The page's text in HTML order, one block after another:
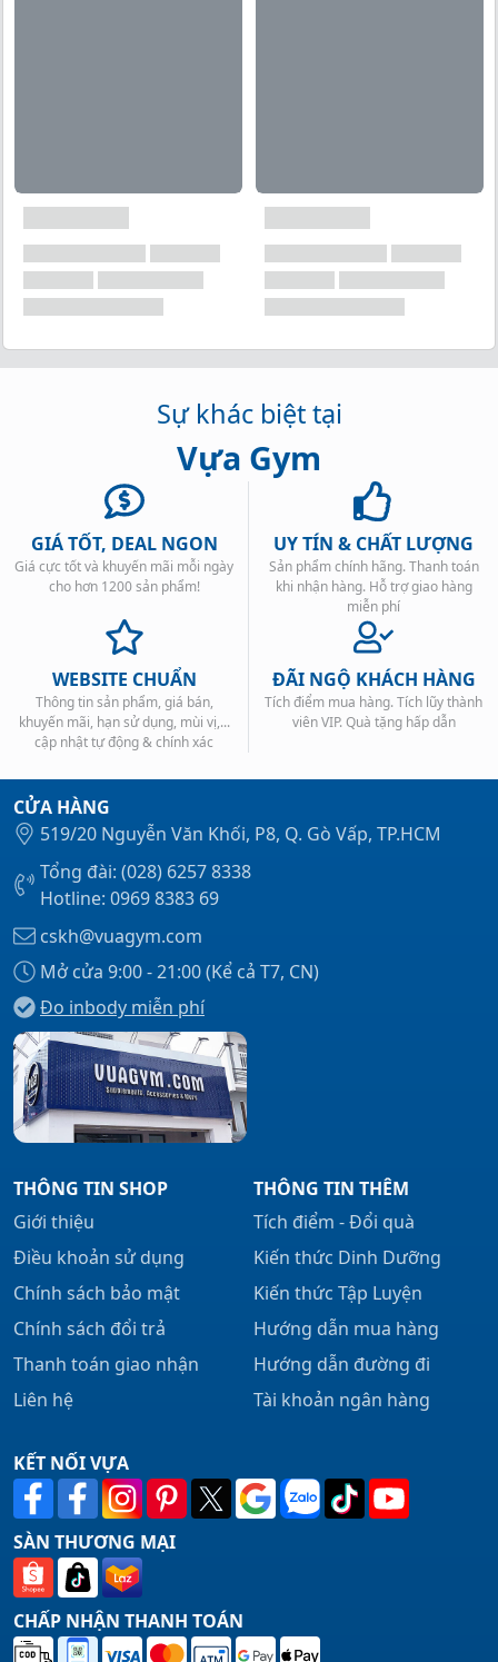
Sự khác biệt tại
Vựa Gym
GIÁ TỐT, DEAL NGON
Giá cực tốt và khuyến mãi mỗi ngày
cho hơn 1200 sản phẩm!
UY TÍN & CHẤT LƯỢNG
Sản phẩm chính hãng. Thanh toán
khi nhận hàng. Hỗ trợ giao hàng
miễn phí
WEBSITE CHUẨN
Thông tin sản phẩm, giá bán,
khuyến mãi, hạn sử dụng, mùi vị,...
cập nhật tự động & chính xác
ĐÃI NGỘ KHÁCH HÀNG
Tích điểm mua hàng. Tích lũy thành
viên VIP. Quà tặng hấp dẫn
CỬA HÀNG
519/20 Nguyễn Văn Khối, P8, Q. Gò Vấp, TP.HCM
Tổng đài: (028) 6257 8338
Hotline: 0969 8383 69
cskh@vuagym.com
Mở cửa 9:00 - 21:00 (Kể cả T7, CN)
Đo inbody miễn phí
THÔNG TIN SHOP
Giới thiệu
Điều khoản sử dụng
Chính sách bảo mật
Chính sách đổi trả
Thanh toán giao nhận
Liên hệ
THÔNG TIN THÊM
Tích điểm - Đổi quà
Kiến thức Dinh Dưỡng
Kiến thức Tập Luyện
Hướng dẫn mua hàng
Hướng dẫn đường đi
Tài khoản ngân hàng
KẾT NỐI VỰA
SÀN THƯƠNG MẠI
CHẤP NHẬN THANH TOÁN